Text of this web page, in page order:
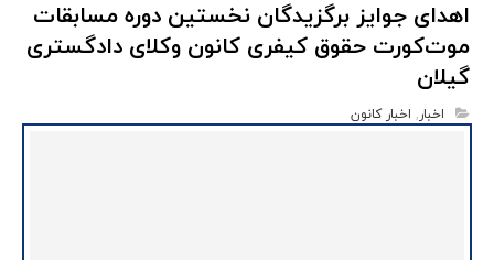
اهدای جوایز برگزیدگان نخستین دوره مسابقات
موت‌کورت حقوق کیفری کانون وکلای دادگستری
گیلان
اخبار, اخبار کانون